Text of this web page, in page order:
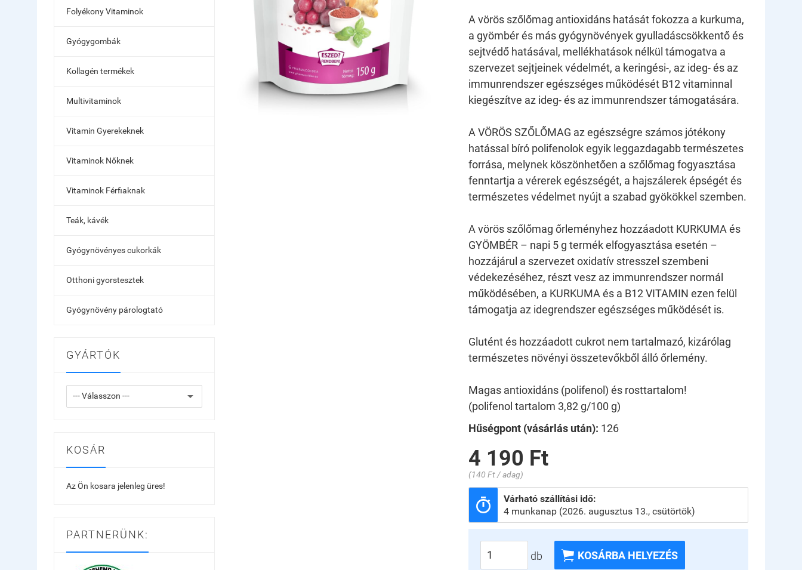
Folyékony Vitaminok
Gyógygombák
Kollagén termékek
Multivitaminok
Vitamin Gyerekeknek
Vitaminok Nőknek
Vitaminok Férfiaknak
Teák, kávék
Gyógynövényes cukorkák
Otthoni gyorstesztek
Gyógynövény párologtató
GYÁRTÓK
KOSÁR
Az Ön kosara jelenleg üres!
PARTNERÜNK:
A vörös szőlőmag antioxidáns hatását fokozza a kurkuma,
a gyömbér és más gyógynövények gyulladáscsökkentő és
sejtvédő hatásával, mellékhatások nélkül támogatva a
szervezet sejtjeinek védelmét, a keringési-, az ideg- és az
immunrendszer egészséges működését B12 vitaminnal
kiegészítve az ideg- és az immunrendszer támogatására.
A VÖRÖS SZŐLŐMAG az egészségre számos jótékony
hatással bíró polifenolok egyik leggazdagabb természetes
forrása, melynek köszönhetően a szőlőmag fogyasztása
fenntartja a vérerek egészségét, a hajszálerek épségét és
természetes védelmet nyújt a szabad gyökökkel szemben.
A vörös szőlőmag őrleményhez hozzáadott KURKUMA és
GYÖMBÉR – napi 5 g termék elfogyasztása esetén –
hozzájárul a szervezet oxidatív stresszel szembeni
védekezéséhez, részt vesz az immunrendszer normál
működésében, a KURKUMA és a B12 VITAMIN ezen felül
támogatja az idegrendszer egészséges működését is.
Glutént és hozzáadott cukrot nem tartalmazó, kizárólag
természetes növényi összetevőkből álló őrlemény.
Magas antioxidáns (polifenol) és rosttartalom!
(polifenol tartalom 3,82 g/100 g)
Hűségpont (vásárlás után): 126
4 190 Ft
(140 Ft / adag)

Várható szállítási idő:
4 munkanap (2026. augusztus 13., csütörtök)
db  KOSÁRBA HELYEZÉS